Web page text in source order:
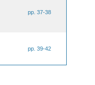
pp. 37-38
pp. 39-42